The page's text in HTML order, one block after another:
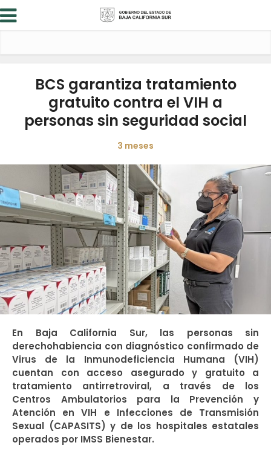
BCS garantiza tratamiento
gratuito contra el VIH a
personas sin seguridad social
3 meses
En Baja California Sur, las personas sin
derechohabiencia con diagnóstico confirmado de
Virus de la Inmunodeficiencia Humana (VIH)
cuentan con acceso asegurado y gratuito a
tratamiento antirretroviral, a través de los
Centros Ambulatorios para la Prevención y
Atención en VIH e Infecciones de Transmisión
Sexual (CAPASITS) y de los hospitales estatales
operados por IMSS Bienestar.